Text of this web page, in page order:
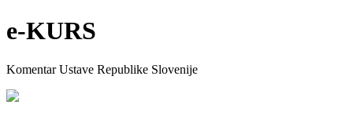
e-KURS
Komentar Ustave Republike Slovenije